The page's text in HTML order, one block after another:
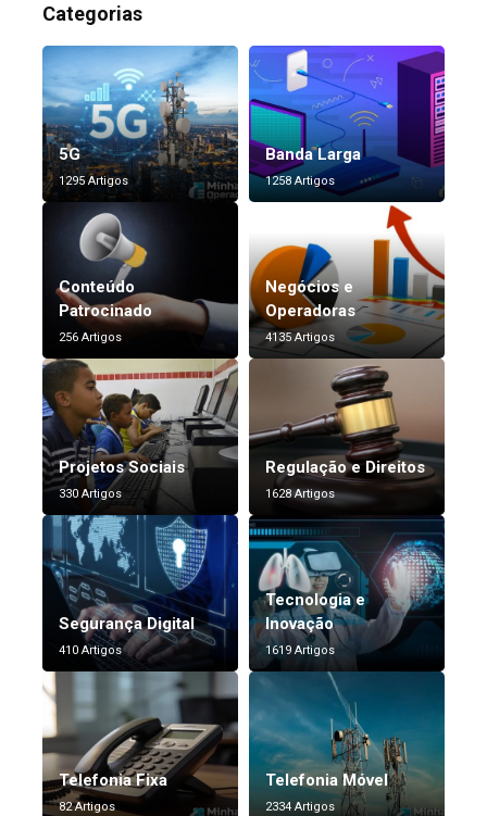
Categorias
5G
1295 Artigos
Banda Larga
1258 Artigos
Conteúdo
Patrocinado
256 Artigos
Negócios e
Operadoras
4135 Artigos
Projetos Sociais
330 Artigos
Regulação e Direitos
1628 Artigos
Segurança Digital
410 Artigos
Tecnologia e
Inovação
1619 Artigos
Telefonia Fixa
82 Artigos
Telefonia Móvel
2334 Artigos